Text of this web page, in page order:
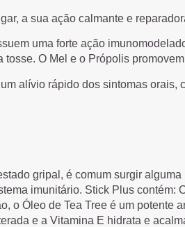
a sua ação calmante e
uma forte ação
tosse. O Mel e o Própolis
alívio rápido dos sintomas orais,
gripal, é comum surgir
imunitário. Stick Plus
o Óleo de Tea Tree é um
e a Vitamina E hidrata e